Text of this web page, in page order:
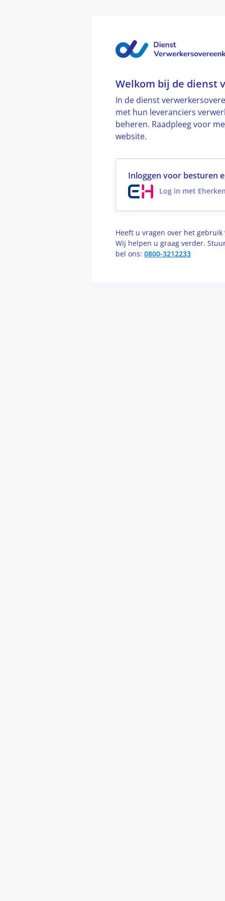
Welkom bij de dienst
In de dienst
met hun leveranciers
beheren. Raadpleeg voor
website.
Inloggen voor besturen
Log in met
Heeft u vragen over het
Wij helpen u graag verder.
bel ons: 0800-3212233